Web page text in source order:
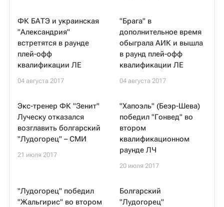
ФК БАТЭ и украинская
"Александрия"
встретятся в раунде
плей-офф
квалификации ЛE
04 августа 2017
"Брага" в
дополнительное время
обыграла АИК и вышла
в раунд плей-офф
квалификации ЛЕ
04 августа 2017
Экс-тренер ФК "Зенит"
Луческу отказался
возглавить болгарский
"Лудогорец" – СМИ
21 июля 2017
"Хапоэль" (Беэр-Шева)
победил "Гонвед" во
втором
квалификационном
раунде ЛЧ
20 июля 2017
"Лудогорец" победил
"Жальгирис" во втором
Болгарский
"Лудогорец"